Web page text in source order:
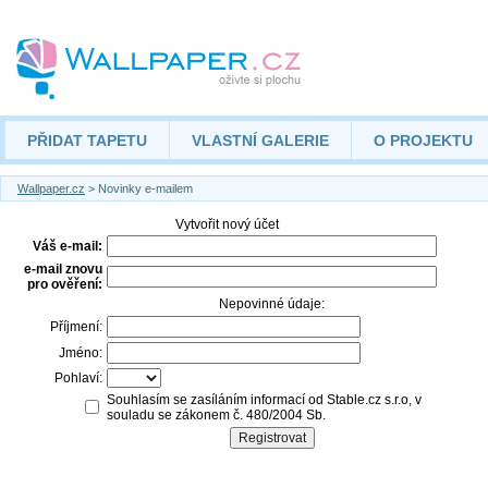
PŘIDAT TAPETU VLASTNÍ GALERIE O PROJEKTU
Wallpaper.cz > Novinky e-mailem